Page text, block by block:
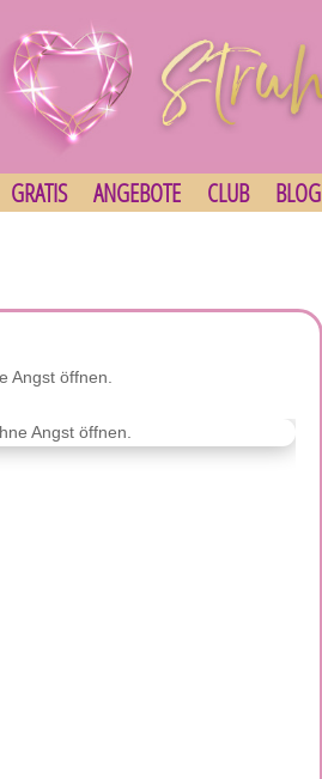
GRATIS ANGEBOTE CLUB BLOG
Angst öffnen.